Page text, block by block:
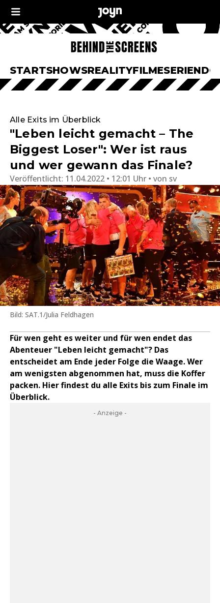
STARTSHOWSREALITYFILMESERIEN
Alle Exits im Überblick
"Leben leicht gemacht – The
Biggest Loser": Wer ist raus
und wer gewann das Finale?
Veröffentlicht: 11.04.2022 • 12:01 Uhr von sv
Bild: SAT.1/Julia Feldhagen
Für wen geht es weiter und für wen endet das
Abenteuer "Leben leicht gemacht"? Das
entscheidet am Ende jeder Folge die Waage. Wer
am wenigsten abgenommen hat, muss die Koffer
packen. Hier findest du alle Exits bis zum Finale im
Überblick.
- Anzeige -